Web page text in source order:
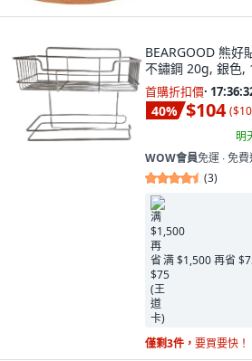
BEARGOOD 熊好
不鏽鋼 20g, 銀色,
首購折扣價·
40% $104 (
明
WOW會員免運 ∙ 免
(3)
满 $1,500 再省
僅剩3件， 要買要快！